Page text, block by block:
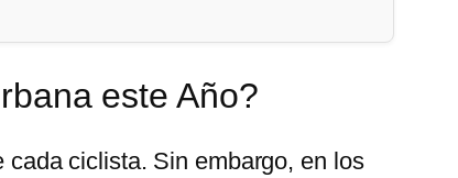
este Año?
ciclista. Sin embargo, en los